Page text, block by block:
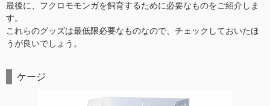
最後に、フクロモモンガを飼育するために必要なものをご紹介しま
す。
これらのグッズは最低限必要なものなので、チェックしておいたほ
うが良いでしょう。
ケージ